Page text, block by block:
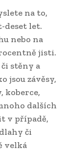
na to,
deset let.
nebo na
jisti.
stěny a
jsou závěsy,
koberce,
dalších
v případě,
či
velká